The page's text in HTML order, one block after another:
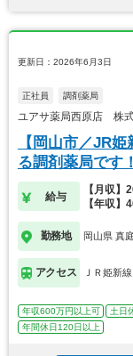
更新日：2026年6月3日
正社員 調剤薬局
ユアサ薬局西原店 株
【岡山市／JR
る調剤薬局です！
給与
【月収】
【年収】
勤務地 岡山県 真
アクセス ＪＲ姫新
年収600万円以上可 土日
年間休日120日以上